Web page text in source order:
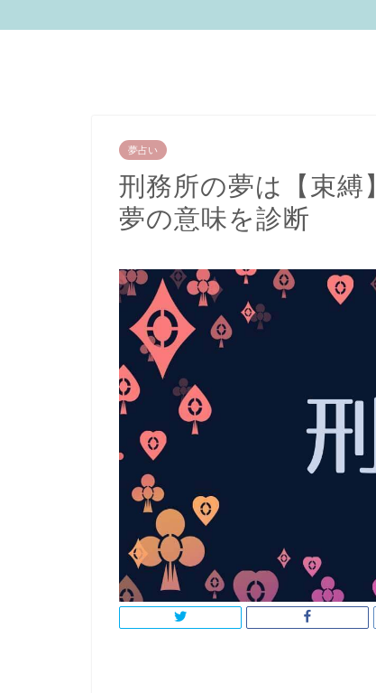
夢占い
刑務所の夢は【束
夢の意味を診断